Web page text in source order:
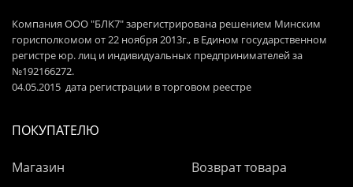
Компания ООО "БЛК7" зарегистрирована решением Минским
горисполкомом от 22 ноября 2013г., в Едином государственном
регистре юр. лиц и индивидуальных предпринимателей за
№192166272.
04.05.2015 дата регистрации в торговом реестре
ПОКУПАТЕЛЮ
Магазин
Возврат товара